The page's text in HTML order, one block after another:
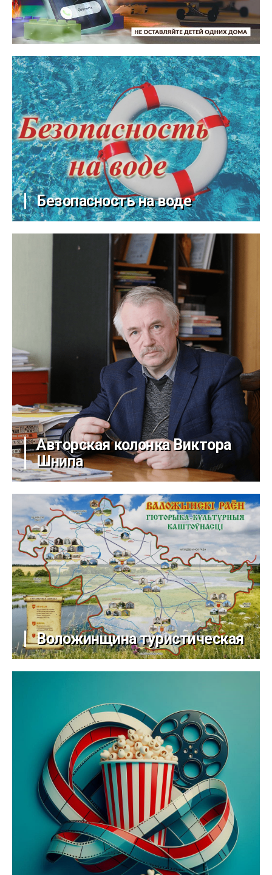
Безопасность на воде
Авторская колонка Виктора
Шнипа
Воложинщина туристическая